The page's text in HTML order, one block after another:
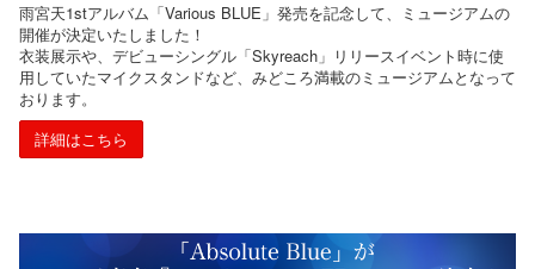
雨宮天1stアルバム「Various BLUE」発売を記念して、ミュージアムの
開催が決定いたしました！
衣装展示や、デビューシングル「Skyreach」リリースイベント時に使
用していたマイクスタンドなど、みどころ満載のミュージアムとなって
おります。
詳細はこちら